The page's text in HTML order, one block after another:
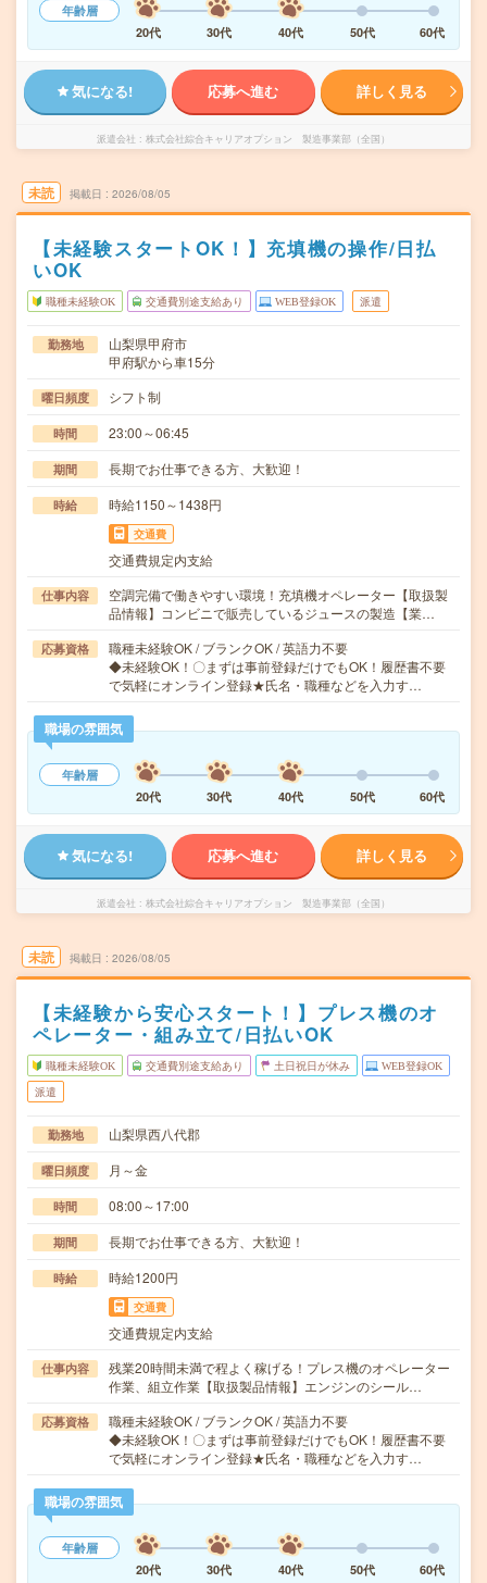
年齢層
20代
30代 40代 50代 60代
気になる! 応募へ進む 詳しく見る
派遣会社 株式会社綜合キャリアオプション 製造事業部（全国）
未読 掲載日 2026/08/05
【未経験スタートOK！】充填機の操作/日払
いOK
職種未経験OK 交通費別途支給あり WEB登録OK 派遣
勤務地
山梨県甲府市
甲府駅から車15分
曜日頻度 シフト制
時間 23:00～06:45
期間 長期でお仕事できる方、大歓迎！
時給 時給1150～1438円
交通費
交通費規定内支給
仕事内容
空調完備で働きやすい環境！充填機オペレーター【取扱製
品情報】コンビニで販売しているジュースの製造【業…
応募資格
職種未経験OK / ブランクOK / 英語力不要
◆未経験OK！〇まずは事前登録だけでもOK！履歴書不要
で気軽にオンライン登録★氏名・職種などを入力す…
職場の雰囲気
年齢層
20代
30代 40代 50代 60代
気になる! 応募へ進む 詳しく見る
派遣会社 株式会社綜合キャリアオプション 製造事業部（全国）
未読 掲載日 2026/08/05
【未経験から安心スタート！】プレス機のオ
ペレーター・組み立て/日払いOK
職種未経験OK 交通費別途支給あり 土日祝日が休み WEB登録OK
派遣
勤務地 山梨県西八代郡
曜日頻度 月～金
時間 08:00～17:00
期間 長期でお仕事できる方、大歓迎！
時給 時給1200円
交通費
交通費規定内支給
仕事内容
残業20時間未満で程よく稼げる！プレス機のオペレーター
作業、組立作業【取扱製品情報】エンジンのシール…
応募資格
職種未経験OK / ブランクOK / 英語力不要
◆未経験OK！〇まずは事前登録だけでもOK！履歴書不要
で気軽にオンライン登録★氏名・職種などを入力す…
職場の雰囲気
年齢層
20代
30代 40代 50代 60代